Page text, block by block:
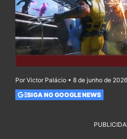
Por Victor Palácio • 8 de junho de
SIGA NO GOOGLE NEWS